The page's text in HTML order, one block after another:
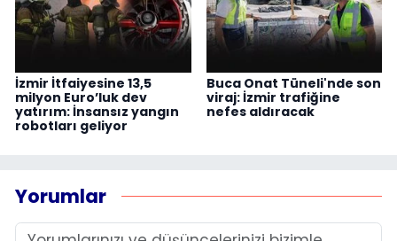
İzmir İtfaiyesine 13,5
milyon Euro’luk dev
yatırım: İnsansız yangın
robotları geliyor
Buca Onat Tüneli'nde son
viraj: İzmir trafiğine
nefes aldıracak
Yorumlar